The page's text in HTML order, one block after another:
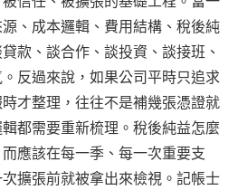
、成本邏輯、費用結構、稅後純
款、談合作、談投資、談接班、
反過來說，如果公司平時只追求
才整理，往往不是補幾張憑證就
都需要重新梳理。稅後純益怎麼
應該在每一季、每一次重要支
擴張前就被拿出來檢視。記帳士